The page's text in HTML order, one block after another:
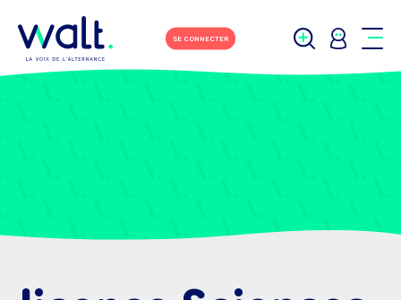
SE CONNECTER